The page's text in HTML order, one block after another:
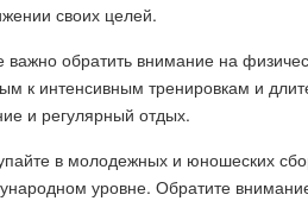
своих целей.
важно обратить внимание на
к интенсивным тренировкам и
и регулярный отдых.
в молодежных и юношеских
уровне. Обратите